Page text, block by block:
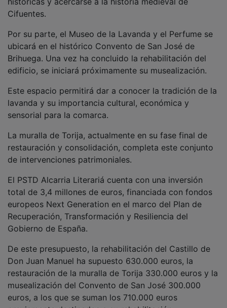
Cifuentes.
ubicará en el histórico Convento de San José de
Brihuega. Una vez ha concluido la rehabilitación del
edificio, se iniciará próximamente su musealización.
lavanda y su importancia cultural, económica y
sensorial para la comarca.
restauración y consolidación, completa este conjunto
de intervenciones patrimoniales.
total de 3,4 millones de euros, financiada con fondos
europeos Next Generation en el marco del Plan de
Recuperación, Transformación y Resiliencia del
Gobierno de España.
Don Juan Manuel ha supuesto 630.000 euros, la
restauración de la muralla de Torija 330.000 euros y la
musealización del Convento de San José 300.000
euros, a los que se suman los 710.000 euros
previamente destinados a su rehabilitación.